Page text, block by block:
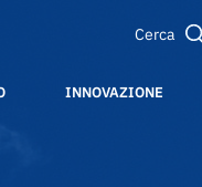
Cerca
INNOVAZIONE